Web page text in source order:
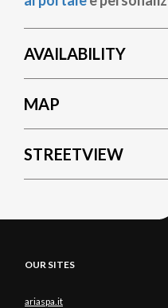
AVAILABILITY
MAP
STREETVIEW
OUR SITES
ariaspa.it